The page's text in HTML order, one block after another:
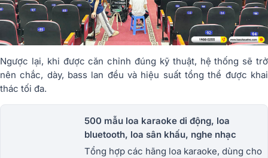
Ngược lại, khi được căn chỉnh đúng kỹ thuật, hệ thống sẽ trở
nên chắc, dày, bass lan đều và hiệu suất tổng thể được khai
thác tối đa.
500 mẫu loa karaoke di động, loa
bluetooth, loa sân khấu, nghe nhạc
Tổng hợp các hãng loa karaoke, dùng cho